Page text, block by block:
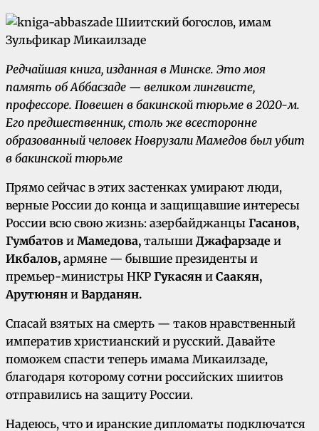
Редчайшая книга, изданная в Минске. Это моя
память об Аббасзаде — великом лингвисте,
профессоре. Повешен в бакинской тюрьме в 2020-м.
Его предшественник, столь же всесторонне
образованный человек Новрузали Мамедов был убит
в бакинской тюрьме
Прямо сейчас в этих застенках умирают люди,
верные России до конца и защищавшие интересы
России всю свою жизнь: азербайджанцы Гасанов,
Гумбатов и Мамедова, талыши Джафарзаде и
Икбалов, армяне — бывшие президенты и
премьер-министры НКР Гукасян и Саакян,
Арутюнян и Варданян.
Спасай взятых на смерть — таков нравственный
императив христианский и русский. Давайте
поможем спасти теперь имама Микаилзаде,
благодаря которому сотни российских шиитов
отправились на защиту России.
Надеюсь, что и иранские дипломаты подключатся